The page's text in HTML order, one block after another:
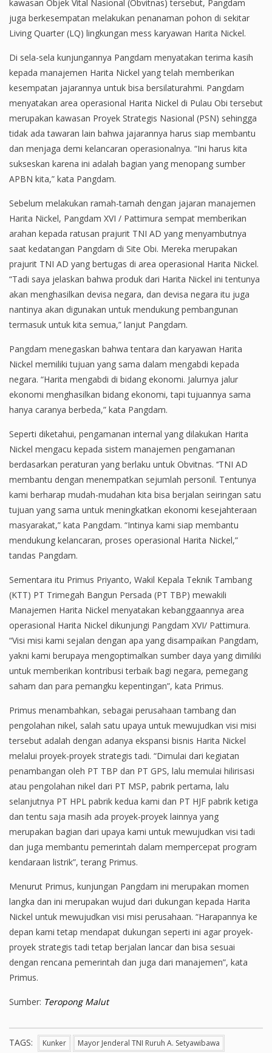
kawasan Objek Vital Nasional (Obvitnas) tersebut, Pangdam
juga berkesempatan melakukan penanaman pohon di sekitar
Living Quarter (LQ) lingkungan mess karyawan Harita Nickel.
Di sela-sela kunjungannya Pangdam menyatakan terima kasih
kepada manajemen Harita Nickel yang telah memberikan
kesempatan jajarannya untuk bisa bersilaturahmi. Pangdam
menyatakan area operasional Harita Nickel di Pulau Obi tersebut
merupakan kawasan Proyek Strategis Nasional (PSN) sehingga
tidak ada tawaran lain bahwa jajarannya harus siap membantu
dan menjaga demi kelancaran operasionalnya. “Ini harus kita
sukseskan karena ini adalah bagian yang menopang sumber
APBN kita,” kata Pangdam.
Sebelum melakukan ramah-tamah dengan jajaran manajemen
Harita Nickel, Pangdam XVI / Pattimura sempat memberikan
arahan kepada ratusan prajurit TNI AD yang menyambutnya
saat kedatangan Pangdam di Site Obi. Mereka merupakan
prajurit TNI AD yang bertugas di area operasional Harita Nickel.
“Tadi saya jelaskan bahwa produk dari Harita Nickel ini tentunya
akan menghasilkan devisa negara, dan devisa negara itu juga
nantinya akan digunakan untuk mendukung pembangunan
termasuk untuk kita semua,” lanjut Pangdam.
Pangdam menegaskan bahwa tentara dan karyawan Harita
Nickel memiliki tujuan yang sama dalam mengabdi kepada
negara. “Harita mengabdi di bidang ekonomi. Jalurnya jalur
ekonomi menghasilkan bidang ekonomi, tapi tujuannya sama
hanya caranya berbeda,” kata Pangdam.
Seperti diketahui, pengamanan internal yang dilakukan Harita
Nickel mengacu kepada sistem manajemen pengamanan
berdasarkan peraturan yang berlaku untuk Obvitnas. ‘‘TNI AD
membantu dengan menempatkan sejumlah personil. Tentunya
kami berharap mudah-mudahan kita bisa berjalan seiringan satu
tujuan yang sama untuk meningkatkan ekonomi kesejahteraan
masyarakat,” kata Pangdam. “Intinya kami siap membantu
mendukung kelancaran, proses operasional Harita Nickel,”
tandas Pangdam.
Sementara itu Primus Priyanto, Wakil Kepala Teknik Tambang
(KTT) PT Trimegah Bangun Persada (PT TBP) mewakili
Manajemen Harita Nickel menyatakan kebanggaannya area
operasional Harita Nickel dikunjungi Pangdam XVI/ Pattimura.
“Visi misi kami sejalan dengan apa yang disampaikan Pangdam,
yakni kami berupaya mengoptimalkan sumber daya yang dimiliki
untuk memberikan kontribusi terbaik bagi negara, pemegang
saham dan para pemangku kepentingan”, kata Primus.
Primus menambahkan, sebagai perusahaan tambang dan
pengolahan nikel, salah satu upaya untuk mewujudkan visi misi
tersebut adalah dengan adanya ekspansi bisnis Harita Nickel
melalui proyek-proyek strategis tadi. “Dimulai dari kegiatan
penambangan oleh PT TBP dan PT GPS, lalu memulai hilirisasi
atau pengolahan nikel dari PT MSP, pabrik pertama, lalu
selanjutnya PT HPL pabrik kedua kami dan PT HJF pabrik ketiga
dan tentu saja masih ada proyek-proyek lainnya yang
merupakan bagian dari upaya kami untuk mewujudkan visi tadi
dan juga membantu pemerintah dalam mempercepat program
kendaraan listrik”, terang Primus.
Menurut Primus, kunjungan Pangdam ini merupakan momen
langka dan ini merupakan wujud dari dukungan kepada Harita
Nickel untuk mewujudkan visi misi perusahaan. “Harapannya ke
depan kami tetap mendapat dukungan seperti ini agar proyek-
proyek strategis tadi tetap berjalan lancar dan bisa sesuai
dengan rencana pemerintah dan juga dari manajemen”, kata
Primus.
Sumber: Teropong Malut
TAGS: Kunker Mayor Jenderal TNI Ruruh A. Setyawibawa